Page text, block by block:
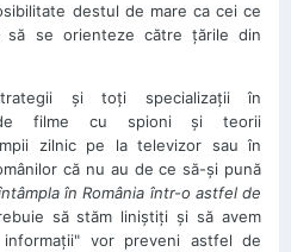
destul de mare ca cei ce
să se orienteze către ţările din
şi toţi specializaţii în
de filme cu spioni şi teorii
zilnic pe la televizor sau în
că nu au de ce să-şi pună
în România într-o astfel de
să stăm liniştiţi şi să avem
vor preveni astfel de